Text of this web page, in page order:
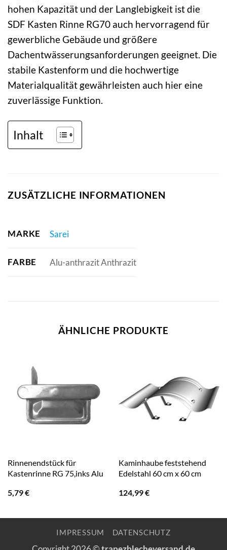
hohen Kapazität und der Langlebigkeit ist die
SDF Kasten Rinne RG70 auch hervorragend für
gewerbliche Gebäude und größere
Dachentwässerungsanforderungen geeignet. Die
stabile Kastenform und die hochwertige
Materialqualität gewährleisten auch hier eine
zuverlässige Funktion.
Inhalt
ZUSÄTZLICHE INFORMATIONEN
MARKE Sarei
FARBE Alu-anthrazit Anthrazit
ÄHNLICHE PRODUKTE
Rinnenendstück für
Kastenrinne RG 75,inks Alu
5,79€
Kaminhaube feststehend
Edelstahl 60 cm x 60 cm
124,99€
IMPRESSUM DATENSCHUTZ